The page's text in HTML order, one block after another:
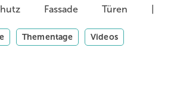
Fassade Türen
Thementage Videos